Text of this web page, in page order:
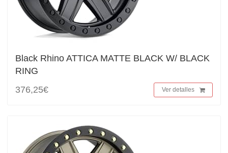
Black Rhino ATTICA MATTE BLACK W/ BLACK
RING
376,25€
Ver detalles